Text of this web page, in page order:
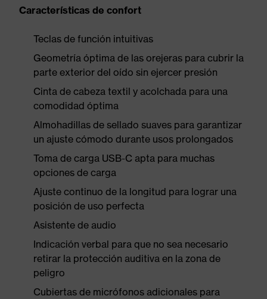
Características de confort
Teclas de función intuitivas
Geometría óptima de las orejeras para cubrir la
parte exterior del oído sin ejercer presión
Cinta de cabeza textil y acolchada para una
comodidad óptima
Almohadillas de sellado suaves para garantizar
un ajuste cómodo durante usos prolongados
Toma de carga USB-C apta para muchas
opciones de carga
Ajuste continuo de la longitud para lograr una
posición de uso perfecta
Asistente de audio
Indicación verbal para que no sea necesario
retirar la protección auditiva en la zona de
peligro
Cubiertas de micrófonos adicionales para